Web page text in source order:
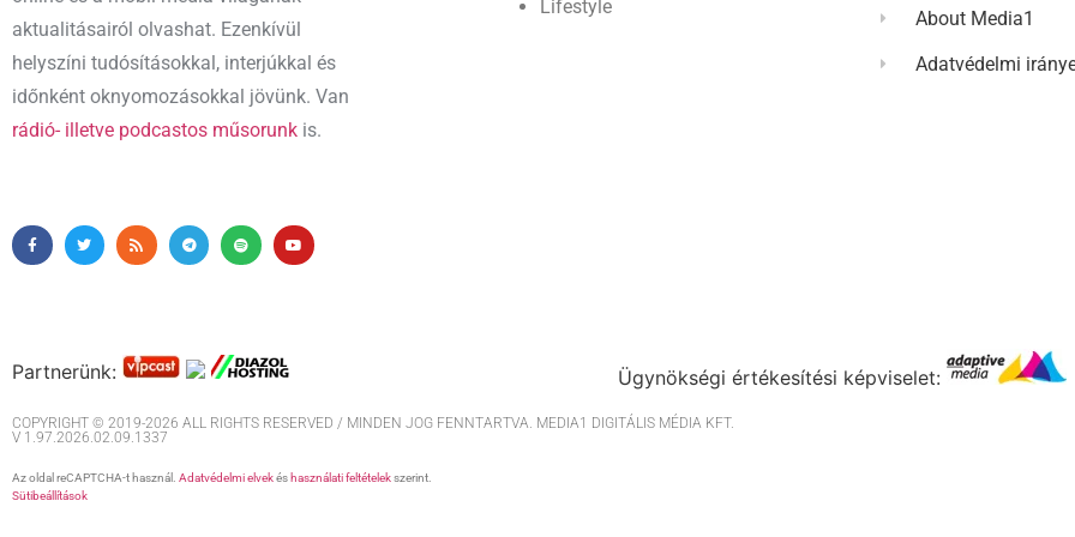
aktualitásairól olvashat. Ezenkívül
helyszíni tudósításokkal, interjúkkal és
időnként oknyomozásokkal jövünk. Van
rádió- illetve podcastos műsorunk is.
Lifestyle
About Media1
Adatvédelmi
Partnerünk: Ügynökségi értékesítési képviselet:
COPYRIGHT © 2019-2026 ALL RIGHTS RESERVED / MINDEN JOG FENNTARTVA. MEDIA1 DIGITÁLIS MÉDIA KFT.
V 1.97.2026.02.09.1337
Az oldal reCAPTCHA-t használ. Adatvédelmi elvekés használati feltételekszerint.
Sütibeállítások